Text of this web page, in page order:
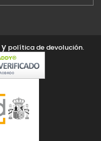
y política de devolución.